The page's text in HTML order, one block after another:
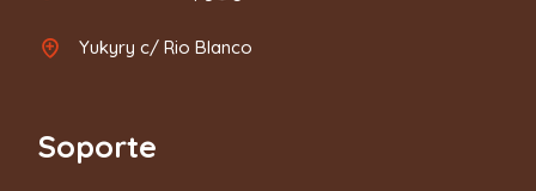
Yukyry c/ Rio Blanco
Soporte